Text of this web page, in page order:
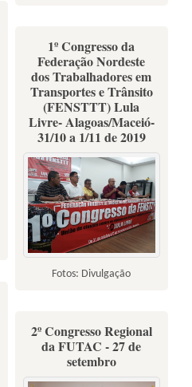
1º Congresso da
Federação Nordeste
dos Trabalhadores em
Transportes e Trânsito
(FENSTTT) Lula
Livre- Alagoas/Maceió-
31/10 a 1/11 de 2019
Fotos: Divulgação
2º Congresso Regional
da FUTAC - 27 de
setembro